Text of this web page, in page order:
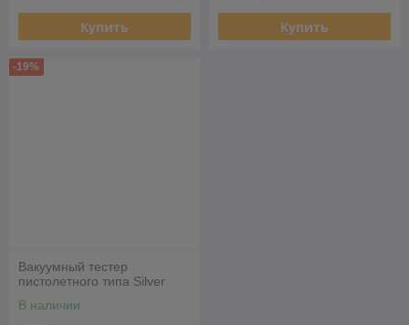
Купить Купить
-19%
Вакуумный тестер
пистолетного типа Silver
В наличии